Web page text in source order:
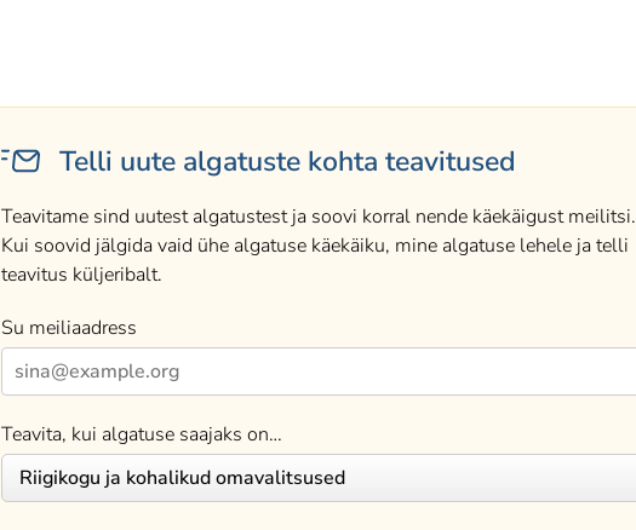
Telli uute algatuste kohta teavitused
Teavitame sind uutest algatustest ja soovi korral nende käekäigust meilitsi.
Kui soovid jälgida vaid ühe algatuse käekäiku, mine algatuse lehele ja telli
teavitus küljeribalt.
Su meiliaadress
Teavita, kui algatuse saajaks on…